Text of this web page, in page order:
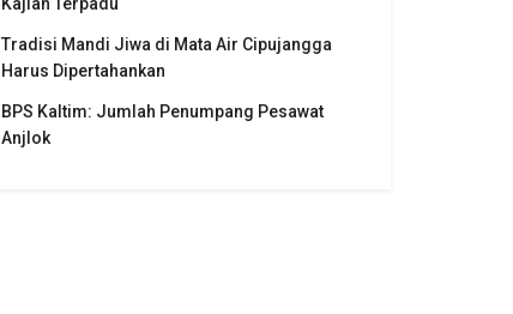
Tradisi Mandi Jiwa di Mata Air Cipujangga
Harus Dipertahankan
BPS Kaltim: Jumlah Penumpang Pesawat
Anjlok